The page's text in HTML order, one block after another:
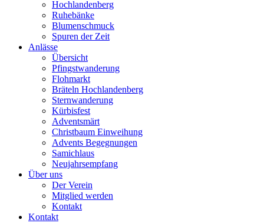
Hochlandenberg
Ruhebänke
Blumenschmuck
Spuren der Zeit
Anlässe
Übersicht
Pfingstwanderung
Flohmarkt
Bräteln Hochlandenberg
Sternwanderung
Kürbisfest
Adventsmärt
Christbaum Einweihung
Advents Begegnungen
Samichlaus
Neujahrsempfang
Über uns
Der Verein
Mitglied werden
Kontakt
Kontakt